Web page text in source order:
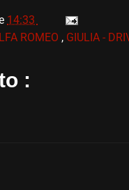
14:33
ROMEO , GIULIA -
: